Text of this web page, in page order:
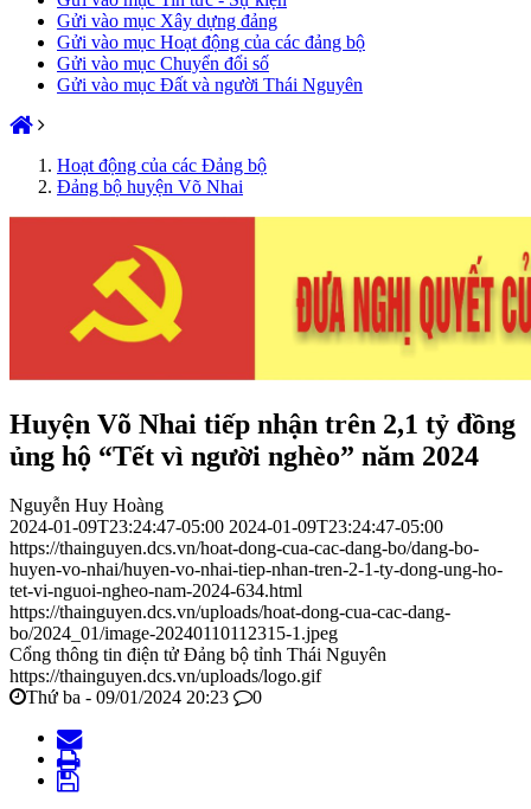
Gửi vào mục Xây dựng đảng
Gửi vào mục Hoạt động của các đảng bộ
Gửi vào mục Chuyển đổi số
Gửi vào mục Đất và người Thái Nguyên
Hoạt động của các Đảng bộ
Đảng bộ huyện Võ Nhai
Huyện Võ Nhai tiếp nhận trên 2,1 tỷ đồng
ủng hộ “Tết vì người nghèo” năm 2024
Nguyễn Huy Hoàng
2024-01-09T23:24:47-05:00 2024-01-09T23:24:47-05:00
https://thainguyen.dcs.vn/hoat-dong-cua-cac-dang-bo/dang-bo-
huyen-vo-nhai/huyen-vo-nhai-tiep-nhan-tren-2-1-ty-dong-ung-ho-
tet-vi-nguoi-ngheo-nam-2024-634.html
https://thainguyen.dcs.vn/uploads/hoat-dong-cua-cac-dang-
bo/2024_01/image-20240110112315-1.jpeg
Cổng thông tin điện tử Đảng bộ tỉnh Thái Nguyên
https://thainguyen.dcs.vn/uploads/logo.gif
Thứ ba - 09/01/2024 20:23
0